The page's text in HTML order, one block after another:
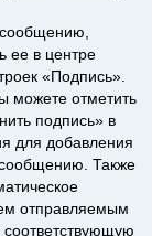
ее в центре
«Подпись».
можете отметить
подпись» в
для добавления
Также
отправляемым